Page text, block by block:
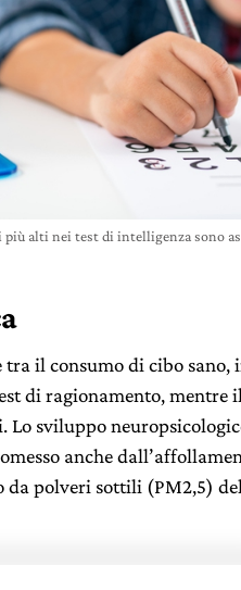
alti nei test di intelligenza sono
tra il consumo di cibo
di ragionamento, mentre
Lo sviluppo
anche
polveri sottili (PM2,5)